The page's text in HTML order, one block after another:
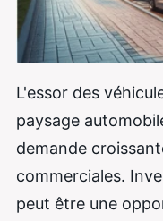
L'essor des
paysage
demande
commerciales.
peut être une